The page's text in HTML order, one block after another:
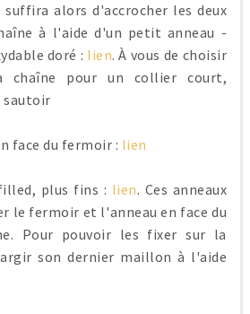
alors d'accrocher les deux
à l'aide d'un petit anneau -
doré : lien. À vous de choisir
chaîne pour un collier court,
sautoir
face du fermoir : lien
plus fins : lien. Ces anneaux
le fermoir et l'anneau en face du
Pour pouvoir les fixer sur la
son dernier maillon à l'aide